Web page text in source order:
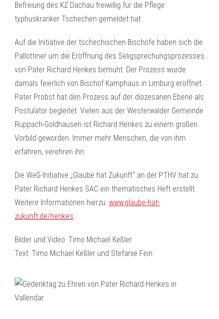
Befreiung des KZ Dachau freiwillig für die Pflege
typhuskranker Tschechen gemeldet hat.
Auf die Initiative der tschechischen Bischöfe haben sich die
Pallottiner um die Eröffnung des Seligsprechungsprozesses
von Pater Richard Henkes bemüht. Der Prozess wurde
damals feierlich von Bischof Kamphaus in Limburg eröffnet.
Pater Probst hat den Prozess auf der diözesanen Ebene als
Postulator begleitet. Vielen aus der Westerwälder Gemeinde
Ruppach-Goldhausen ist Richard Henkes zu einem großen
Vorbild geworden. Immer mehr Menschen, die von ihm
erfahren, verehren ihn.
Die WeG-Initiative „Glaube hat Zukunft“ an der PTHV hat zu
Pater Richard Henkes SAC ein thematisches Heft erstellt.
Weitere Informationen hierzu: www.glaube-hat-
zukunft.de/henkes.
Bilder und Video: Timo Michael Keßler
Text: Timo Michael Keßler und Stefanie Fein